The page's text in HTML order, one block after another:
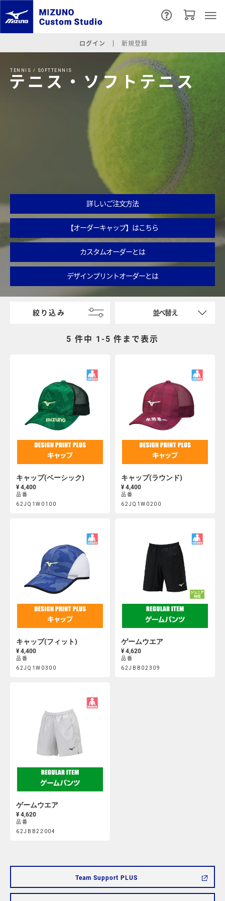
ログイン 新規登録
TENNIS / SOFTTENNIS
テニス・ソフトテニス
詳しいご注文方法
【オーダーキャップ】はこちら
カスタムオーダーとは
デザインプリントオーダーとは
絞り込み 並べ替え
5 件中 1-5 件まで表示
キャップ(ベーシック)
¥ 4,400
Product
品番
62JQ1W0100
キャップ(ラウンド)
¥ 4,400
Product
品番
62JQ1W0200
キャップ(フィット)
¥ 4,400
Product
品番
62JQ1W0300
ゲームウエア
¥ 4,620
Product
品番
62JBB02309
ゲームウエア
¥ 4,620
Product
品番
62JBB22004
Team Support PLUS